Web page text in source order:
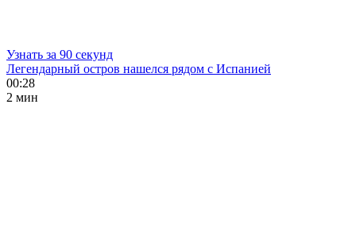
Узнать за 90 секунд
Легендарный остров нашелся рядом с Испанией
00:28
2 мин